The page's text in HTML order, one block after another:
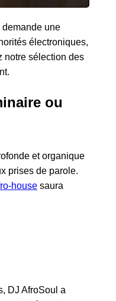
une
électroniques,
notre sélection des
ou
et organique
prises de parole.
house saura
DJ AfroSoul a